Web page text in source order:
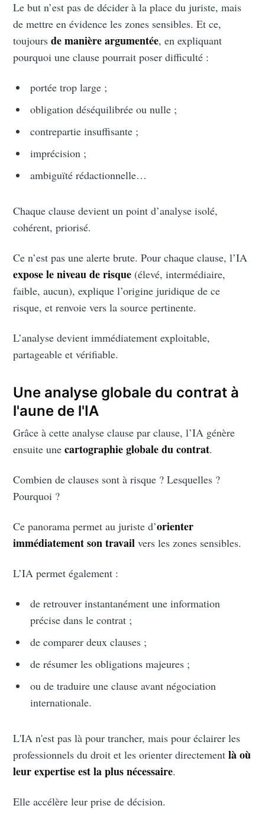
Le but n’est pas de décider à la place du juriste, mais
de mettre en évidence les zones sensibles. Et ce,
toujoursde manière argumentée, en expliquant
pourquoi une clause pourrait poser difficulté :
portée trop large ;
obligation déséquilibrée ou nulle ;
contrepartie insuffisante ;
imprécision ;
ambiguïté rédactionnelle…
Chaque clause devient un point d’analyse isolé,
cohérent, priorisé.
Ce n’est pas une alerte brute. Pour chaque clause, l’IA
expose le niveau de risque (élevé, intermédiaire,
faible, aucun), explique l’origine juridique de ce
risque, et renvoie vers la source pertinente.
L’analyse devient immédiatement exploitable,
partageable et vérifiable.
Une analyse globale du contrat à
l'aune de l'IA
Grâce à cette analyse clause par clause, l’IA génère
ensuite unecartographie globale du contrat.
Combien de clauses sont à risque ? Lesquelles ?
Pourquoi ?
Ce panorama permet au juriste d’orienter
immédiatement son travail vers les zones sensibles.
L’IA permet également :
de retrouver instantanément une information
précise dans le contrat ;
de comparer deux clauses ;
de résumer les obligations majeures ;
ou de traduire une clause avant négociation
internationale.
L'IA n'est pas là pour trancher, mais pour éclairer les
professionnels du droit et les orienter directementlà où
leur expertise est la plus nécessaire.
Elle accélère leur prise de décision.
Subscribe to
Doctrine le
Blog
Stay up to date! Get all the latest &